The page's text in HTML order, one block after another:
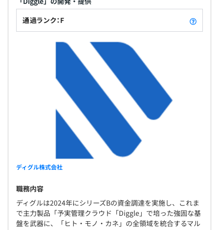
通過ランク：F
ディグル株式会社
職務内容
ディグルは2024年にシリーズBの資金調達を実施し、これま
で主力製品「予実管理クラウド「Diggle」で培った強固な基
盤を武器に、「ヒト・モノ・カネ」の全領域を統合するマル